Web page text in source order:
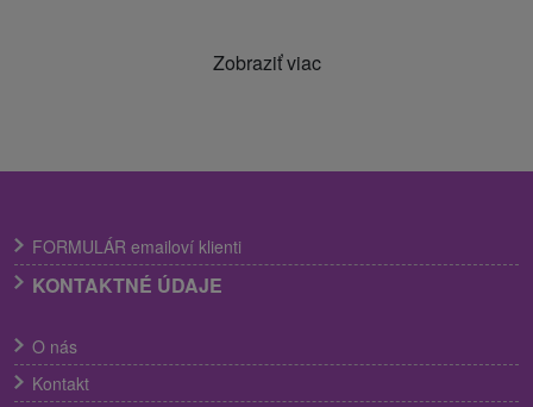
Zobraziť viac
FORMULÁR emailoví klienti
KONTAKTNÉ ÚDAJE
O nás
Kontakt